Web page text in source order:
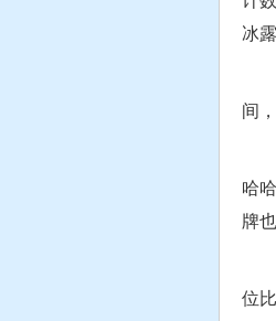
冰
因
间
高
哈
牌
实
位